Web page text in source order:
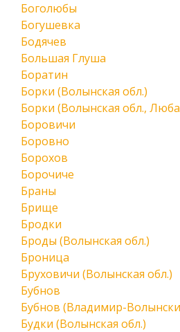
Боголюбы
Богушевка
Бодячев
Большая Глуша
Боратин
Борки (Волынская обл.)
Борки (Волынская обл.,
Боровичи
Боровно
Борохов
Борочиче
Браны
Брище
Бродки
Броды (Волынская обл.)
Броница
Бруховичи (Волынская обл.)
Бубнов
Бубнов (Владимир-
Будки (Волынская обл.)